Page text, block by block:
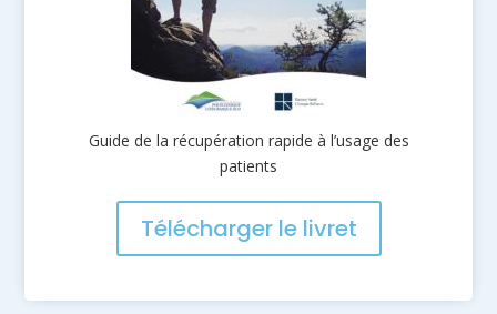
Guide de la récupération rapide à l’usage des
patients
Télécharger le livret